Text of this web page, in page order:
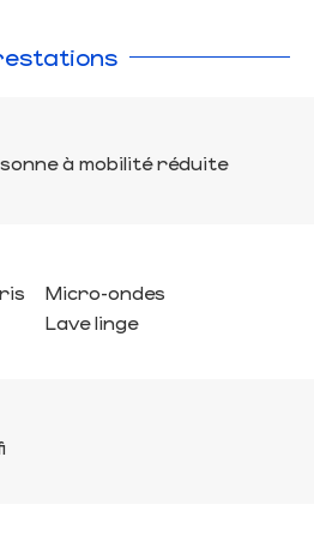
à mobilité réduite
Micro-ondes
Lave linge